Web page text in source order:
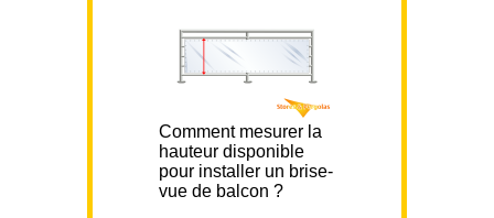
Comment mesurer la
hauteur disponible
pour installer un brise-
vue de balcon ?